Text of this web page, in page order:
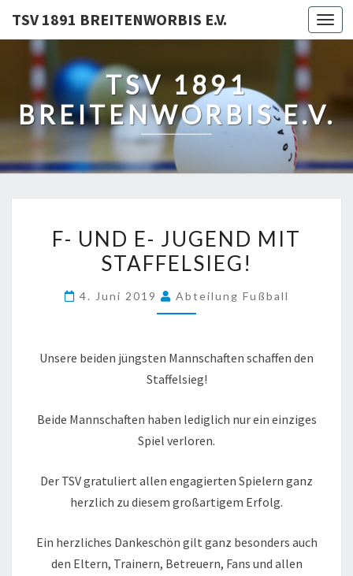
TSV 1891 BREITENWORBIS E.V.
TSV 1891
BREITENWORBIS E.V.
UND
E-
F- UND E- JUGEND MIT
STAFFELSIEG!
4. Juni 2019 Abteilung Fußball
Unsere beiden jüngsten Mannschaften schaffen den
Staffelsieg!
Beide Mannschaften haben lediglich nur ein einziges
Spiel verloren.
Der TSV gratuliert allen engagierten Spielern ganz
herzlich zu diesem großartigem Erfolg.
Ein herzliches Dankeschön gilt ganz besonders auch
den Eltern, Trainern, Betreuern, Fans und allen